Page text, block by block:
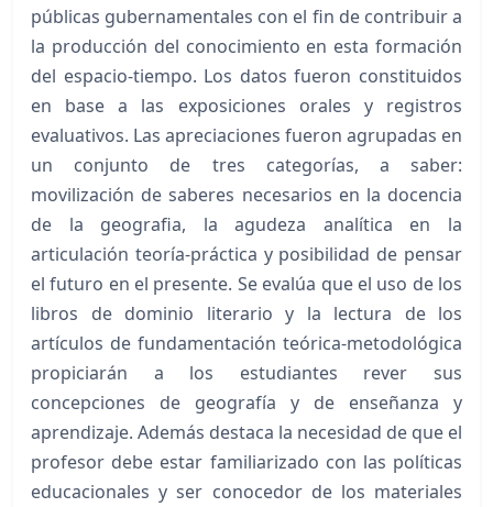
públicas gubernamentales con el fin de contribuir a
la producción del conocimiento en esta formación
del espacio-tiempo. Los datos fueron constituidos
en base a las exposiciones orales y registros
evaluativos. Las apreciaciones fueron agrupadas en
un conjunto de tres categorías, a saber:
movilización de saberes necesarios en la docencia
de la geografia, la agudeza analítica en la
articulación teoría-práctica y posibilidad de pensar
el futuro en el presente. Se evalúa que el uso de los
libros de dominio literario y la lectura de los
artículos de fundamentación teórica-metodológica
propiciarán a los estudiantes rever sus
concepciones de geografía y de enseñanza y
aprendizaje. Además destaca la necesidad de que el
profesor debe estar familiarizado con las políticas
educacionales y ser conocedor de los materiales